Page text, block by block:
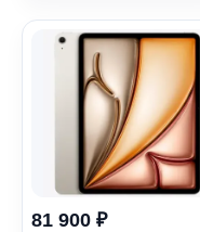
81 900 ₽